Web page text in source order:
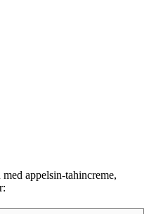
appelsin-tahincreme,